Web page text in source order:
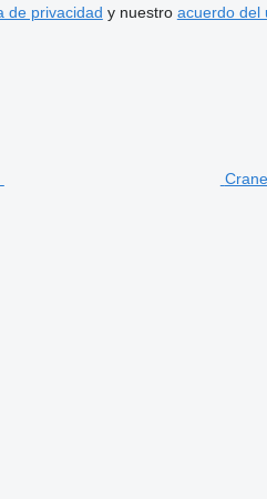
de privacidad y nuestro acuerdo del